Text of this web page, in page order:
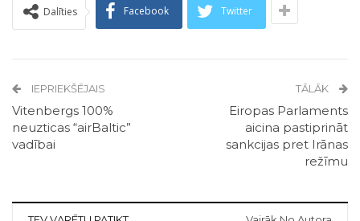
Dalīties Facebook Twitter
IEPRIEKŠĒJAIS
Vitenbergs 100%
neuzticas “airBaltic”
vadībai
TĀLĀK
Eiropas Parlaments
aicina pastiprināt
sankcijas pret Irānas
režīmu